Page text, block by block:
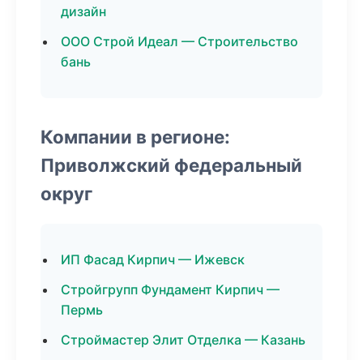
дизайн
ООО Строй Идеал — Строительство
бань
Компании в регионе:
Приволжский федеральный
округ
ИП Фасад Кирпич — Ижевск
Стройгрупп Фундамент Кирпич —
Пермь
Строймастер Элит Отделка — Казань